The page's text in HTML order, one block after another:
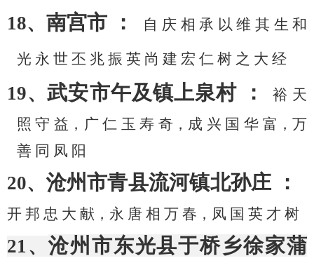
18、 南宫市 ： 自 庆 相 承 以 维 其 生 和
光 永 世 丕 兆 振 英 尚 建 宏 仁 树 之 大 经
19、武安市午及镇上泉村 ： 裕 天
照 守 益，广 仁 玉 寿 奇，成 兴 国 华 富，万
善 同 凤 阳
20、 沧州市青县流河镇北孙庄 ：
开 邦 忠 大 献，永 唐 相 万 春，凤 国 英 才 树
21、 沧州市东光县于桥乡徐家蒲